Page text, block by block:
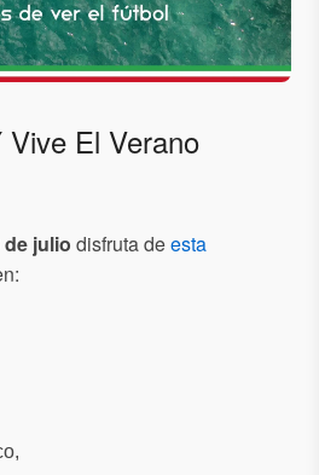
El Verano
de julio disfruta deesta